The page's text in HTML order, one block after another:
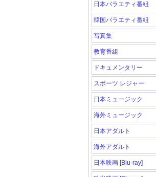
日本バラエティ番組
韓国バラエティ番組
写真集
教育番組
ドキュメンタリー
スポーツ レジャー
日本ミュージック
海外ミュージック
日本アダルト
海外アダルト
日本映画 [Blu-ray]